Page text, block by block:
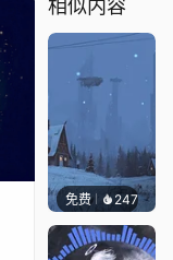
相似内容
免费 247